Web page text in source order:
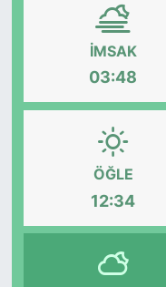
İMSAK
03:48
ÖĞLE
12:34
SAĞLIK
SARIYER
SEKTÖR
SİYASET
SON DAKİKA